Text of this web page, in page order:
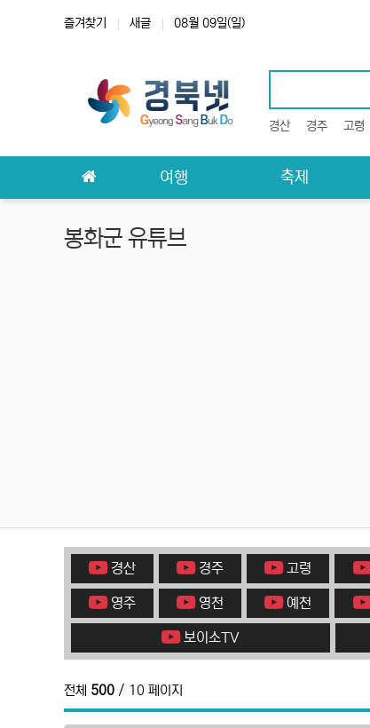
상단 네비즐겨찾기 새글 08월 09일(일)
경산 경주 고령
여행 축제
봉화군 유튜브
경산 경주 고령
영주 영천 예천
보이소TV
전체 500 / 10 페이지